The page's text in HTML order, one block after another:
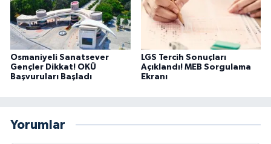
Osmaniyeli Sanatsever
Gençler Dikkat! OKÜ
Başvuruları Başladı
LGS Tercih Sonuçları
Açıklandı! MEB Sorgulama
Ekranı
Yorumlar